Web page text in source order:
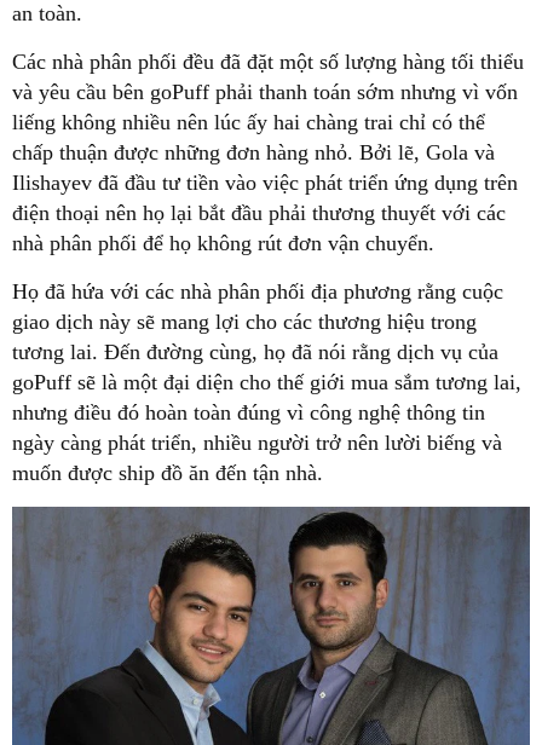
an toàn.
Các nhà phân phối đều đã đặt một số lượng hàng tối thiểu
và yêu cầu bên goPuff phải thanh toán sớm nhưng vì vốn
liếng không nhiều nên lúc ấy hai chàng trai chỉ có thể
chấp thuận được những đơn hàng nhỏ. Bởi lẽ, Gola và
Ilishayev đã đầu tư tiền vào việc phát triển ứng dụng trên
điện thoại nên họ lại bắt đầu phải thương thuyết với các
nhà phân phối để họ không rút đơn vận chuyển.
Họ đã hứa với các nhà phân phối địa phương rằng cuộc
giao dịch này sẽ mang lợi cho các thương hiệu trong
tương lai. Đến đường cùng, họ đã nói rằng dịch vụ của
goPuff sẽ là một đại diện cho thế giới mua sắm tương lai,
nhưng điều đó hoàn toàn đúng vì công nghệ thông tin
ngày càng phát triển, nhiều người trở nên lười biếng và
muốn được ship đồ ăn đến tận nhà.